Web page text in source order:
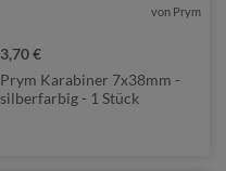
von Prym
3,70 €
Prym Karabiner 7x38mm -
silberfarbig - 1 Stück